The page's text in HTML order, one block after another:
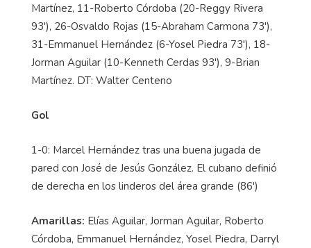
Martínez, 11-Roberto Córdoba (20-Reggy Rivera
93'), 26-Osvaldo Rojas (15-Abraham Carmona 73'),
31-Emmanuel Hernández (6-Yosel Piedra 73'), 18-
Jorman Aguilar (10-Kenneth Cerdas 93'), 9-Brian
Martínez. DT: Walter Centeno
Gol
1-0: Marcel Hernández tras una buena jugada de
pared con José de Jesús González. El cubano definió
de derecha en los linderos del área grande (86')
Amarillas: Elías Aguilar, Jorman Aguilar, Roberto
Córdoba, Emmanuel Hernández, Yosel Piedra, Darryl